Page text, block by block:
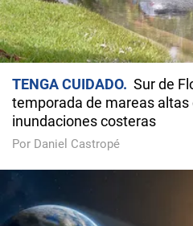
TENGA CUIDADO
Sur de
temporada de mareas altas
inundaciones costeras
Por Daniel Castropé